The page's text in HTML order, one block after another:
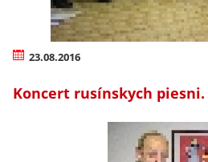
23.08.2016
Koncert rusínskych piesni.